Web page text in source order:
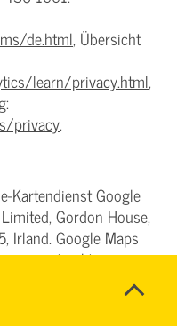
de.html, Übersicht
learn/privacy.html,
privacy.
Kartendienst Google
Gordon House,
Irland. Google Maps
von interaktiven
Informationen visuell